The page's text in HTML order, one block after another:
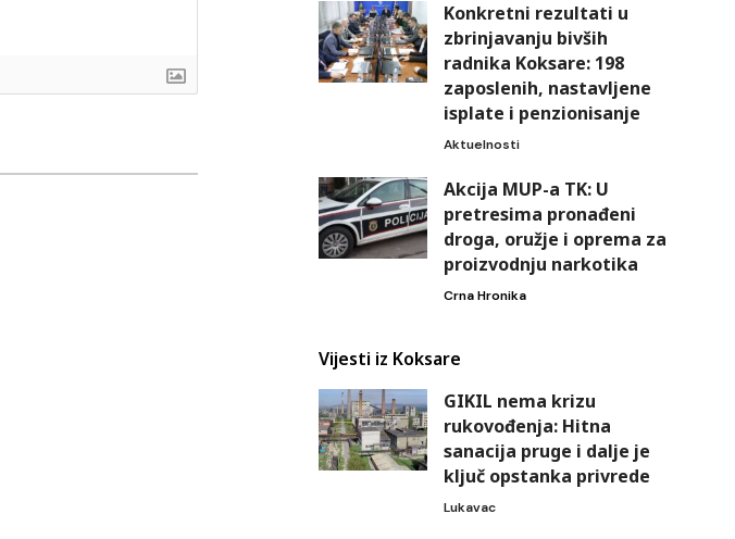
Konkretni rezultati u
zbrinjavanju bivših
radnika Koksare: 198
zaposlenih, nastavljene
isplate i penzionisanje
Aktuelnosti
Akcija MUP-a TK: U
pretresima pronađeni
droga, oružje i oprema za
proizvodnju narkotika
Crna Hronika
Vijesti iz Koksare
GIKIL nema krizu
rukovođenja: Hitna
sanacija pruge i dalje je
ključ opstanka privrede
Lukavac